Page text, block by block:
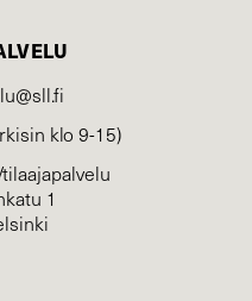
klo 9-15)
1